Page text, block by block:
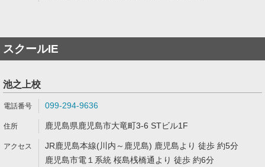
スクールIE
池之上校
099-294-9636
鹿児島県鹿児島市大竜町3-6 STビル1F
JR鹿児島本線(川内～鹿児島) 鹿児島より 徒歩 約5分
鹿児島市電１系統 桜島桟橋通より 徒歩 約6分